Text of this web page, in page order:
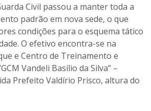
Civil passou a manter toda a
padrão em nova sede, o que
condições para o esquema tático
O efetivo encontra-se na
e Centro de Treinamento e
Vandeli Basílio da Silva” –
Prefeito Valdírio Prisco, altura do